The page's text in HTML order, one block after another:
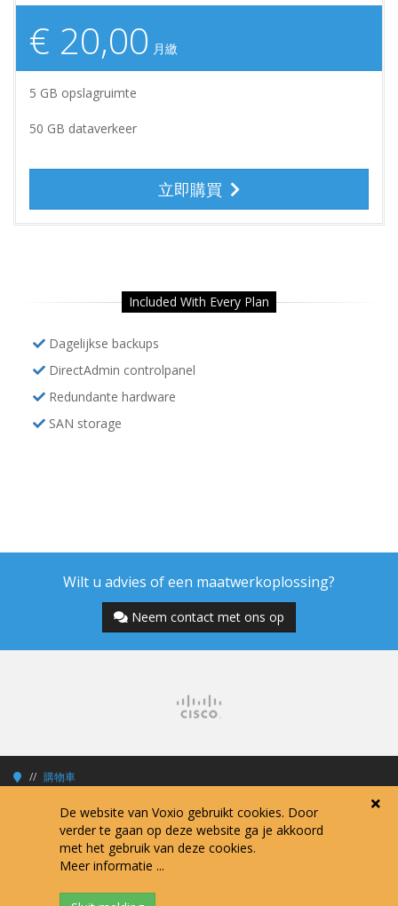
€ 20,00 月繳
5 GB opslagruimte
50 GB dataverkeer
立即購買
Included With Every Plan
Dagelijkse backups
DirectAdmin controlpanel
Redundante hardware
SAN storage
Wilt u advies of een maatwerkoplossing?
Neem contact met ons op
購物車
Copyright © 2026 Voxio Internet Services.
Algemene voorwaarden
De website van Voxio gebruikt cookies. Door
verder te gaan op deze website ga je akkoord
met het gebruik van deze cookies.
Meer informatie ...